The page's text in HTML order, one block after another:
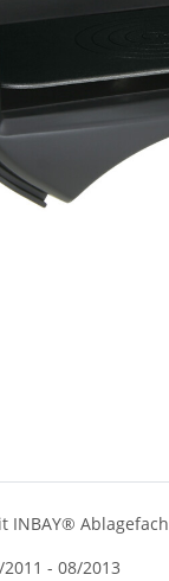
INBAY® Ablagefach
- 08/2013